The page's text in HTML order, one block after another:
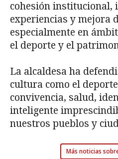
cohesión institucional,
experiencias y mejora
especialmente en
el deporte y el
La alcaldesa ha
cultura como el
convivencia, salud,
inteligente
nuestros pueblos y
Más noticias